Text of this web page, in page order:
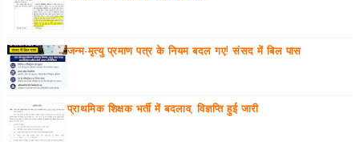
जन्म-मृत्यु प्रमाण पत्र के नियम बदल गए! संसद में बिल पास
प्राथमिक शिक्षक भर्ती में बदलाव, विज्ञप्ति हुई जारी